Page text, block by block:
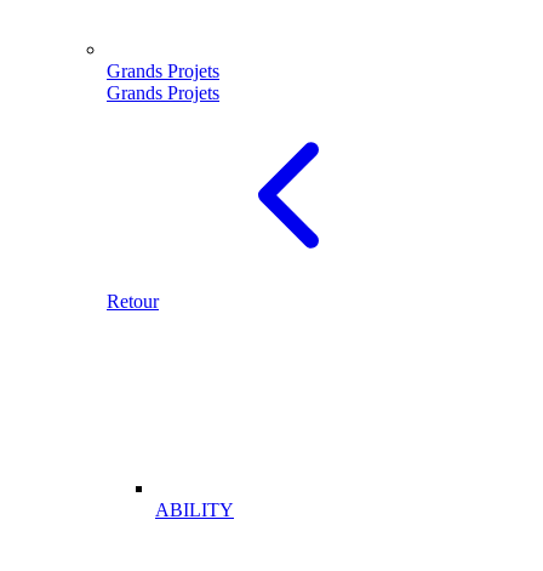
Grands Projets
Grands Projets
Retour
ABILITY